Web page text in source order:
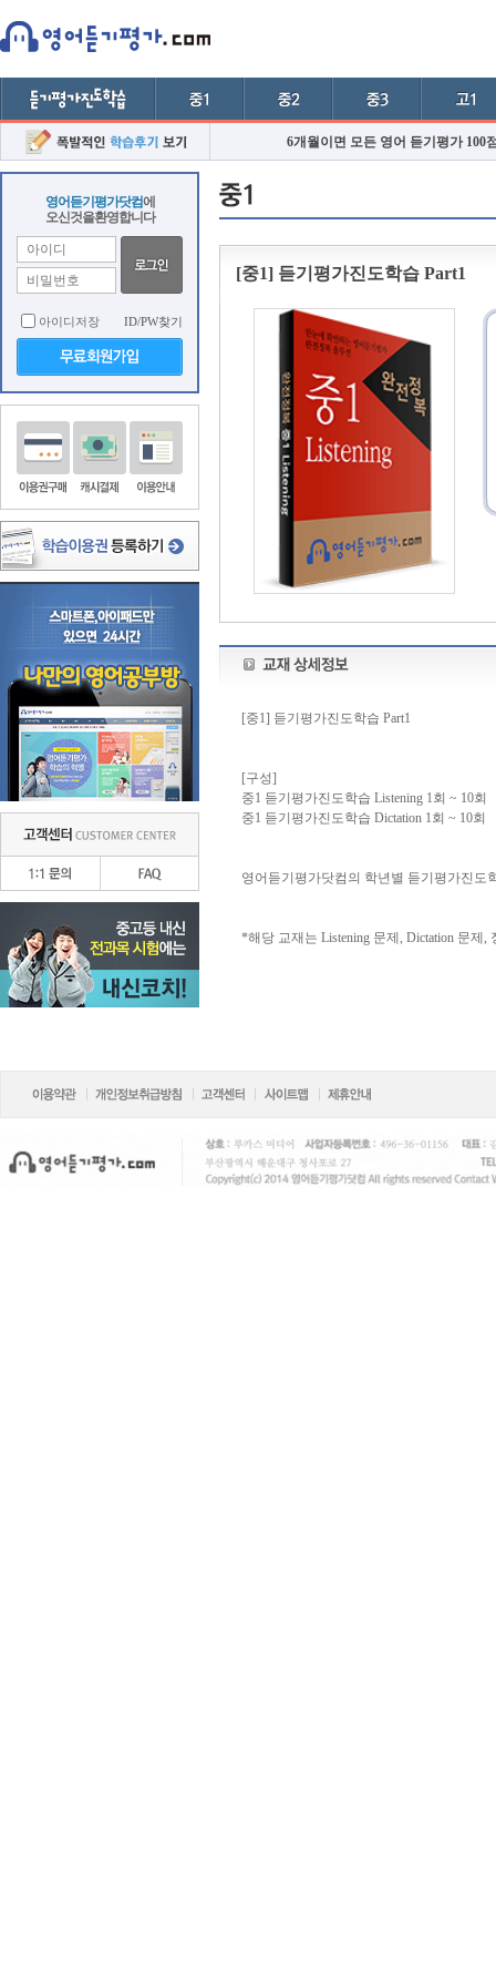
6개월이면 모든 영어 듣기평가 100
영어듣기평가닷컴에
오신것을환영합니다
아이디저장 ID/PW찾기
[중1] 듣기평가진도학습 Part1
[중1] 듣기평가진도학습 Part1
[구성]
중1 듣기평가진도학습 Listening 1회 ~ 10회
중1 듣기평가진도학습 Dictation 1회 ~ 10회
영어듣기평가닷컴의 학년별 듣기평가진도
*해당 교재는 Listening 문제, Dictation 문제